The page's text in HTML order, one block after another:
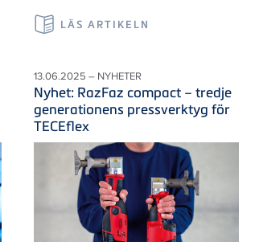
LÄS ARTIKELN
13.06.2025 – NYHETER
Nyhet: RazFaz compact – tredje
generationens pressverktyg för
TECEflex